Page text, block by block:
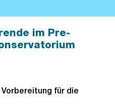
im Pre-
für die